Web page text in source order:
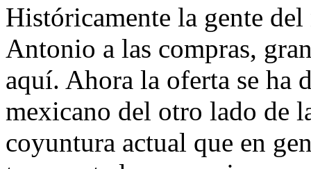
Históricamente la gente
Antonio a las compras,
aquí. Ahora la oferta se ha
mexicano del otro lado de
coyuntura actual que en